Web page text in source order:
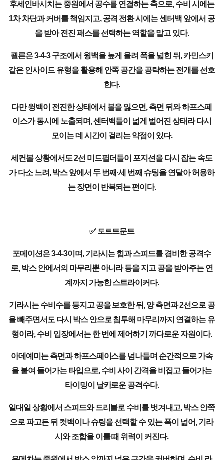
후세인바시치는 중원에서 공수를 연결하는 축으로, 수비 시에는
1차 차단과 커버를 책임지고, 공격 전환 시에는 센터백 앞에서 공
을 받아 전진 패스를 선택하는 역할을 맡고 있다.
쾰른은 3-4-3 구조에서 윙백을 높게 올려 폭을 넓힌 뒤, 카민스키
같은 인사이드 유형을 활용해 안쪽 공간을 공략하는 전개를 선호
한다.
다만 윙백이 전진한 상태에서 볼을 잃으면, 측면 뒤와 하프스페
이스가 동시에 노출되며, 센터백들이 넓게 벌어진 상태라 다시
모이는 데 시간이 걸리는 약점이 있다.
세컨볼 상황에서도 2선 미드필더들이 포지션을 다시 잡는 속도
가 다소 느려, 박스 앞에서 두 번째·세 번째 슈팅을 연달아 허용하
는 장면이 반복되는 편이다.
✅ 도르트문트
포메이션은 3-4-3이며, 기라시는 힘과 스피드를 겸비한 공격수
로, 박스 안에서의 마무리뿐 아니라 등을 지고 공을 받아주는 연
계까지 가능한 스트라이커다.
기라시는 수비수를 등지고 공을 보호한 뒤, 양 측면과 2선으로 공
을 빼주면서도 다시 박스 안으로 침투해 마무리까지 연결하는 유
형이라, 수비 입장에서는 한 번에 제어하기 까다로운 자원이다.
아데예미는 측면과 하프스페이스를 넘나들며 순간적으로 가속
을 붙여 들어가는 타입으로, 수비 사이 간격을 비집고 들어가는
타이밍이 날카로운 공격수다.
일대일 상황에서 스피드와 드리블로 수비를 벗겨내고, 박스 안쪽
으로 파고든 뒤 컷백이나 슈팅을 선택할 수 있는 폭이 넓어, 기라
시와 조합을 이룰 때 위력이 커진다.